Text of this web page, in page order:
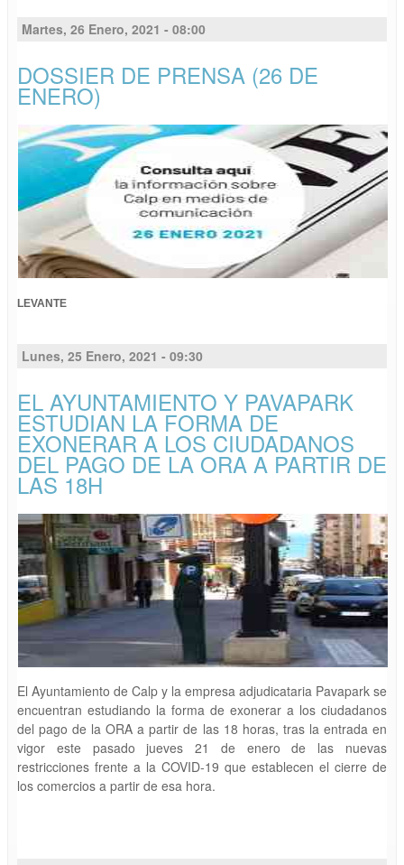
Martes, 26 Enero, 2021 - 08:00
DOSSIER DE PRENSA (26 DE
ENERO)
LEVANTE
Lunes, 25 Enero, 2021 - 09:30
EL AYUNTAMIENTO Y PAVAPARK
ESTUDIAN LA FORMA DE
EXONERAR A LOS CIUDADANOS
DEL PAGO DE LA ORA A PARTIR DE
LAS 18H
El Ayuntamiento de Calp y la empresa adjudicataria Pavapark se
encuentran estudiando la forma de exonerar a los ciudadanos
del pago de la ORA a partir de las 18 horas, tras la entrada en
vigor este pasado jueves 21 de enero de las nuevas
restricciones frente a la COVID-19 que establecen el cierre de
los comercios a partir de esa hora.